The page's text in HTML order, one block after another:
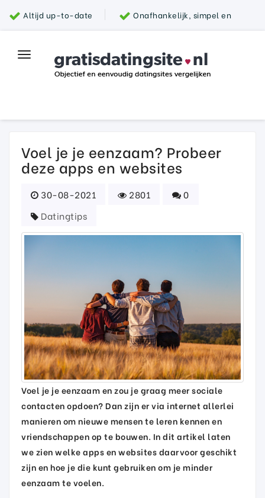
Altijd up-to-date Onafhankelijk, simpel en
Top datingsite
Parship
Toggle
navigation
Voel je je eenzaam? Probeer
deze apps en websites
30-08-2021 2801
0
Datingtips
Voel je je eenzaam en zou je graag meer sociale
contacten opdoen? Dan zijn er via internet allerlei
manieren om nieuwe mensen te leren kennen en
vriendschappen op te bouwen. In dit artikel laten
we zien welke apps en websites daarvoor geschikt
zijn en hoe je die kunt gebruiken om je minder
eenzaam te voelen.